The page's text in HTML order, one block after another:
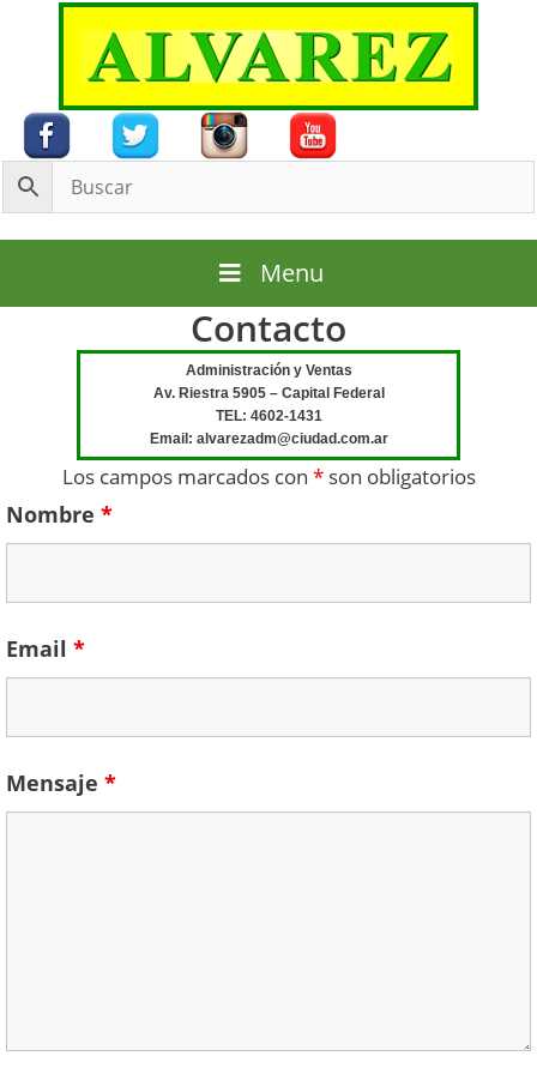
contenido
Menu
Contacto
Administración y Ventas
Av. Riestra 5905 – Capital Federal
TEL: 4602-1431
Email: alvarezadm@ciudad.com.ar
Los campos marcados con *son obligatorios
Nombre *
Email *
Mensaje *